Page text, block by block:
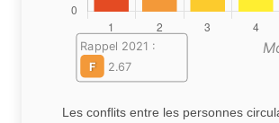
Rappel 2021 :
F
2.67
Les conflits entre les personnes